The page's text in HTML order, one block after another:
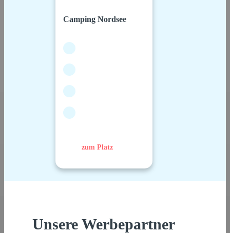
Camping Nordsee
zum Platz
Unsere Werbepartner